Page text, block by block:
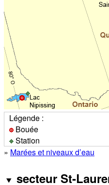
Légende :
Bouée
Station
» Marées et niveaux d’eau
secteur St-